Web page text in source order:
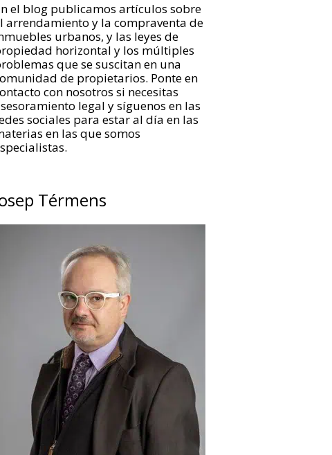
el blog publicamos artículos sobre
arrendamiento y la compraventa de
urbanos, y las leyes de
horizontal y los múltiples
que se suscitan en una
de propietarios. Ponte en
con nosotros si necesitas
legal y síguenos en las
sociales para estar al día en las
en las que somos
Térmens